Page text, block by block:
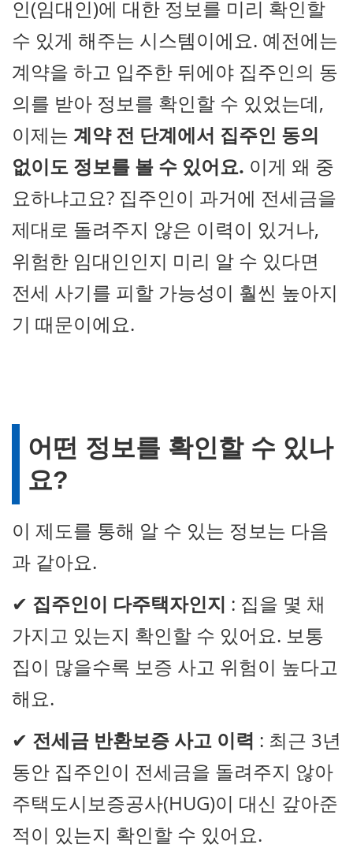
인(임대인)에 대한 정보를 미리 확인할
수 있게 해주는 시스템이에요. 예전에는
계약을 하고 입주한 뒤에야 집주인의 동
의를 받아 정보를 확인할 수 있었는데,
이제는 계약 전 단계에서 집주인 동의
없이도 정보를 볼 수 있어요. 이게 왜 중
요하냐고요? 집주인이 과거에 전세금을
제대로 돌려주지 않은 이력이 있거나,
위험한 임대인인지 미리 알 수 있다면
전세 사기를 피할 가능성이 훨씬 높아지
기 때문이에요.
어떤 정보를 확인할 수 있나
요?
이 제도를 통해 알 수 있는 정보는 다음
과 같아요.
✔ 집주인이 다주택자인지 : 집을 몇 채
가지고 있는지 확인할 수 있어요. 보통
집이 많을수록 보증 사고 위험이 높다고
해요.
✔ 전세금 반환보증 사고 이력 : 최근 3년
동안 집주인이 전세금을 돌려주지 않아
주택도시보증공사(HUG)이 대신 갚아준
적이 있는지 확인할 수 있어요.